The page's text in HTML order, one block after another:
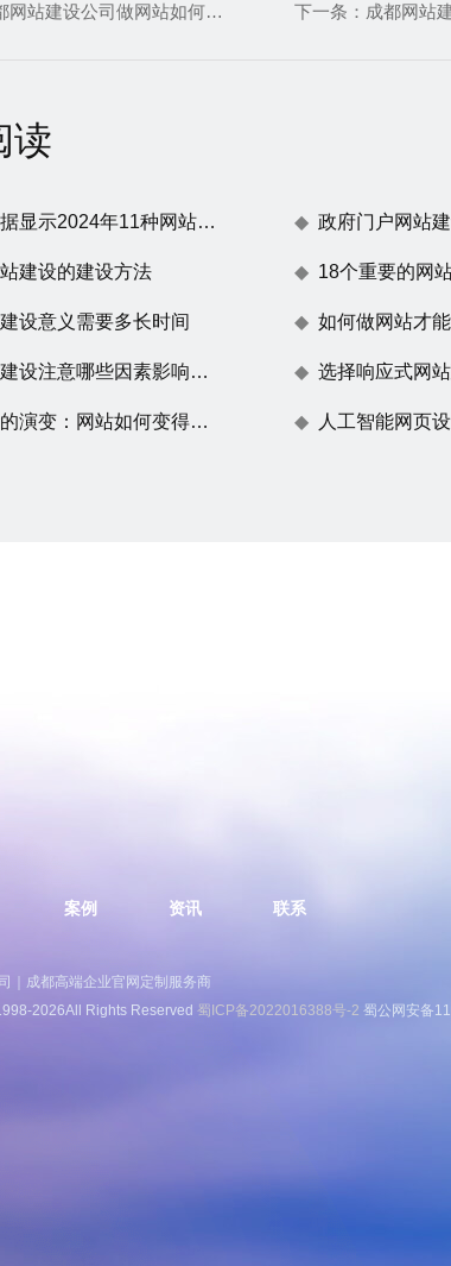
成都网站建设公司做网站如何进行房地产与物业网站建设 下一条：
读
专家和数据显示2024年11种网站建设趋势 政府门户网站
建设的建设方法 18个重要的网
设意义需要多长时间
公司网站建设注意哪些因素影响百度蜘蛛抓取
网页设计的演变：网站如何变得不仅仅是一张漂亮的脸蛋
案例 资讯 联系
｜成都高端企业官网定制服务商
2026All Rights Reserved 蜀ICP备2022016388号-2 蜀公网安备